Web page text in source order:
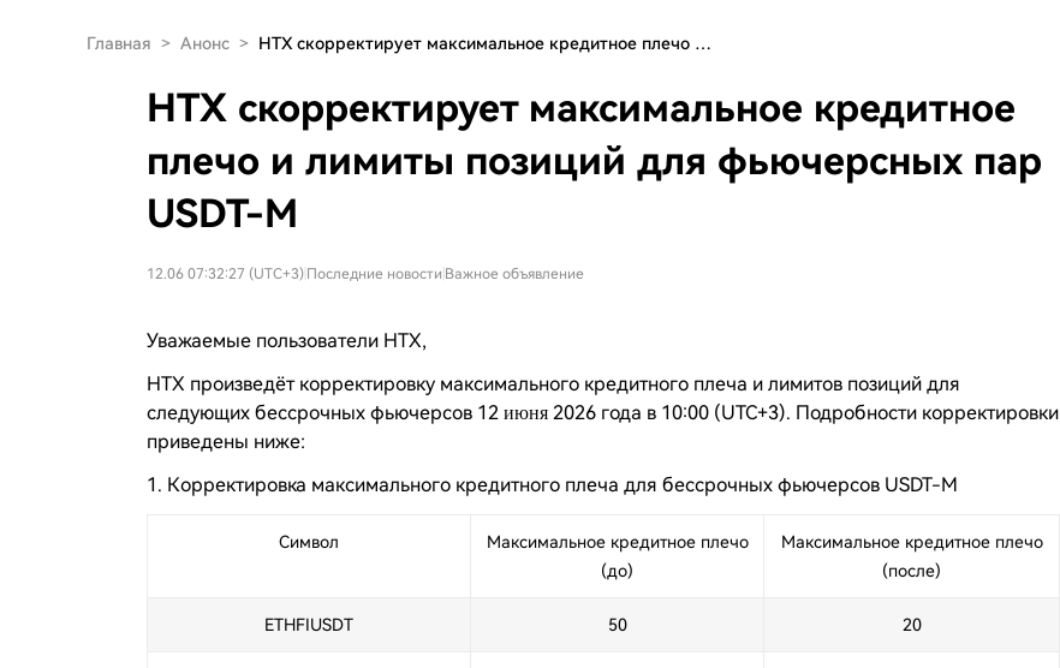
Главная > Анонс > HTX скорректирует максимальное кредитное плечо …
HTX скорректирует максимальное кредитное
плечо и лимиты позиций для фьючерсных пар
USDT-M
12.06 07:32:27 (UTC+3) Последние новости Важное объявление
Уважаемые пользователи HTX,
HTX произведёт корректировку максимального кредитного плеча и лимитов позиций для
следующих бессрочных фьючерсов 12 июня 2026 года в 10:00 (UTC+3). Подробности корректировки
приведены ниже:
1. Корректировка максимального кредитного плеча для бессрочных фьючерсов USDT-M
Символ
Максимальное кредитное плечо
(до)
Максимальное кредитное плечо
(после)
ETHFIUSDT 50 20